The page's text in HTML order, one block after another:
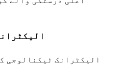
3.
الیکٹرانک ٹیکنالوجی